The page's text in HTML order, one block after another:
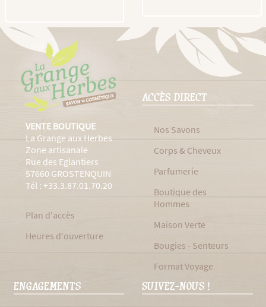
VENTE BOUTIQUE
La Grange aux Herbes
Zone artisanale
Rue des Eglantiers
57660 GROSTENQUIN
Tél : +33.3.87.01.70.20
Plan d'accès
Heures d'ouverture
ACCÈS DIRECT
Nos Savons
Corps & Cheveux
Parfumerie
Boutique des
Hommes
Maison Verte
Bougies - Senteurs
Format Voyage
ENGAGEMENTS SUIVEZ-NOUS !